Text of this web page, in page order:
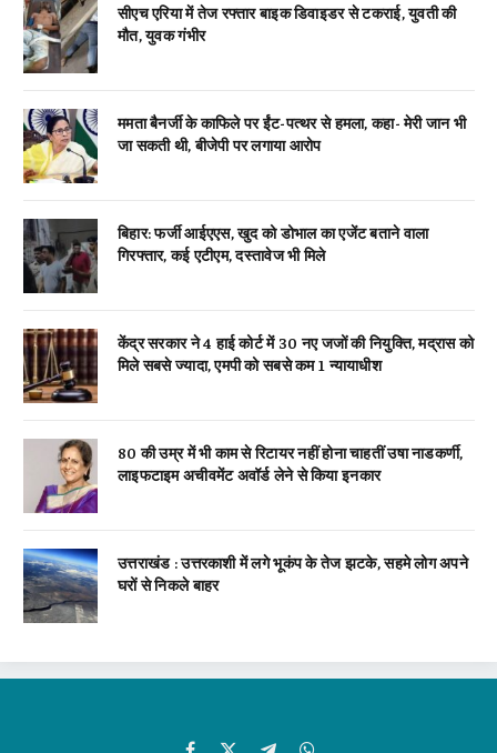
सीएच एरिया में तेज रफ्तार बाइक डिवाइडर से टकराई, युवती की
मौत, युवक गंभीर
ममता बैनर्जी के काफिले पर ईंट-पत्थर से हमला, कहा- मेरी जान भी
जा सकती थी, बीजेपी पर लगाया आरोप
बिहार: फर्जी आईएएस, खुद को डोभाल का एजेंट बताने वाला
गिरफ्तार, कई एटीएम, दस्तावेज भी मिले
केंद्र सरकार ने 4 हाई कोर्ट में 30 नए जजों की नियुक्ति, मद्रास को
मिले सबसे ज्यादा, एमपी को सबसे कम 1 न्यायाधीश
80 की उम्र में भी काम से रिटायर नहीं होना चाहतीं उषा नाडकर्णी,
लाइफटाइम अचीवमेंट अवॉर्ड लेने से किया इनकार
उत्तराखंड : उत्तरकाशी में लगे भूकंप के तेज झटके, सहमे लोग अपने
घरों से निकले बाहर